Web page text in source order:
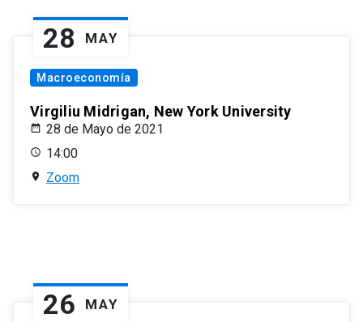
28 MAY
Macroeconomía
Virgiliu Midrigan, New York University
28 de Mayo de 2021
14:00
Zoom
26 MAY